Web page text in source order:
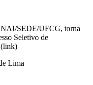
NAI/SEDE/UFCG, torna
Seletivo de
Lima